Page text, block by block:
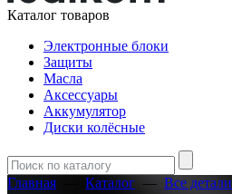
Каталог товаров
Электронные блоки
Защиты
Масла
Аксессуары
Аккумулятор
Диски колёсные
Главная Каталог — Все детали